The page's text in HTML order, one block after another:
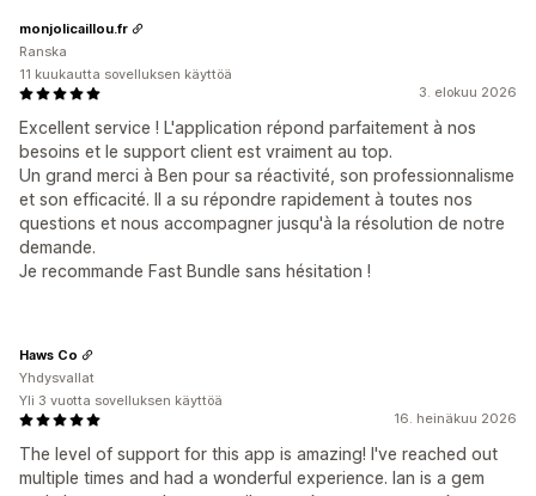
3. elokuu 2026
Excellent service ! L'application répond parfaitement à nos
besoins et le support client est vraiment au top.
Un grand merci à Ben pour sa réactivité, son professionnalisme
et son efficacité. Il a su répondre rapidement à toutes nos
questions et nous accompagner jusqu'à la résolution de notre
demande.
Je recommande Fast Bundle sans hésitation !
monjolicaillou.fr
Ranska
11 kuukautta sovelluksen käyttöä
16. heinäkuu 2026
The level of support for this app is amazing! I've reached out
multiple times and had a wonderful experience. Ian is a gem
Haws Co
Yhdysvallat
Yli 3 vuotta sovelluksen käyttöä